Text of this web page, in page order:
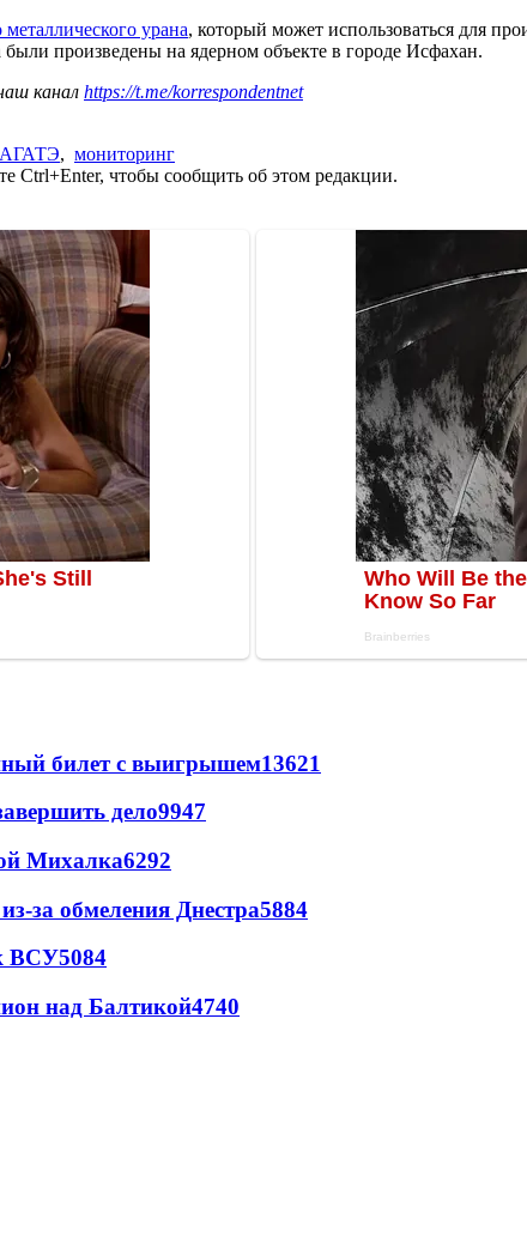
урана, который может использоваться для
произведены на ядерном объекте в городе Исфахан.
канал https://t.me/korrespondentnet
, мониторинг
Ctrl+Enter, чтобы сообщить об этом редакции.
билет с выигрышем13621
дело9947
Михалка6292
за обмеления Днестра5884
ВСУ5084
над Балтикой4740